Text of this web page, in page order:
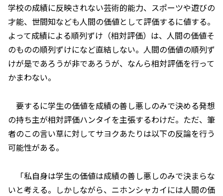
学校の成績に反映されない芸術的能力、スポーツや遊びの
才能、世間知なども人間の価値として評価するに値する。
よって成績による順列ずけ（相対評価）は、人間の価値そ
のものの順列ずけになど直結しない。人間の価値の順列ず
けが是であろうが非であろうが、なんら相対評価を行って
かまわない。
要するに学生の価値を成績の善し悪しのみで決める発想
の持ち主が相対評価ハンタイを主張するわけだ。ただ、筆
者のこの言い草に対してサヨクあたりは以下の反論を行う
可能性がある。
「私自身は学生の価値は成績の善し悪しのみで決まらな
いと考える。しかしながら、ニホンシャカイには人間の価